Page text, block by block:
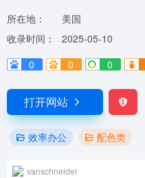
所在地：
美国
收录时间：
2025-05-10
0
0 0
打开网站
效率办公 配色类
vanschneider